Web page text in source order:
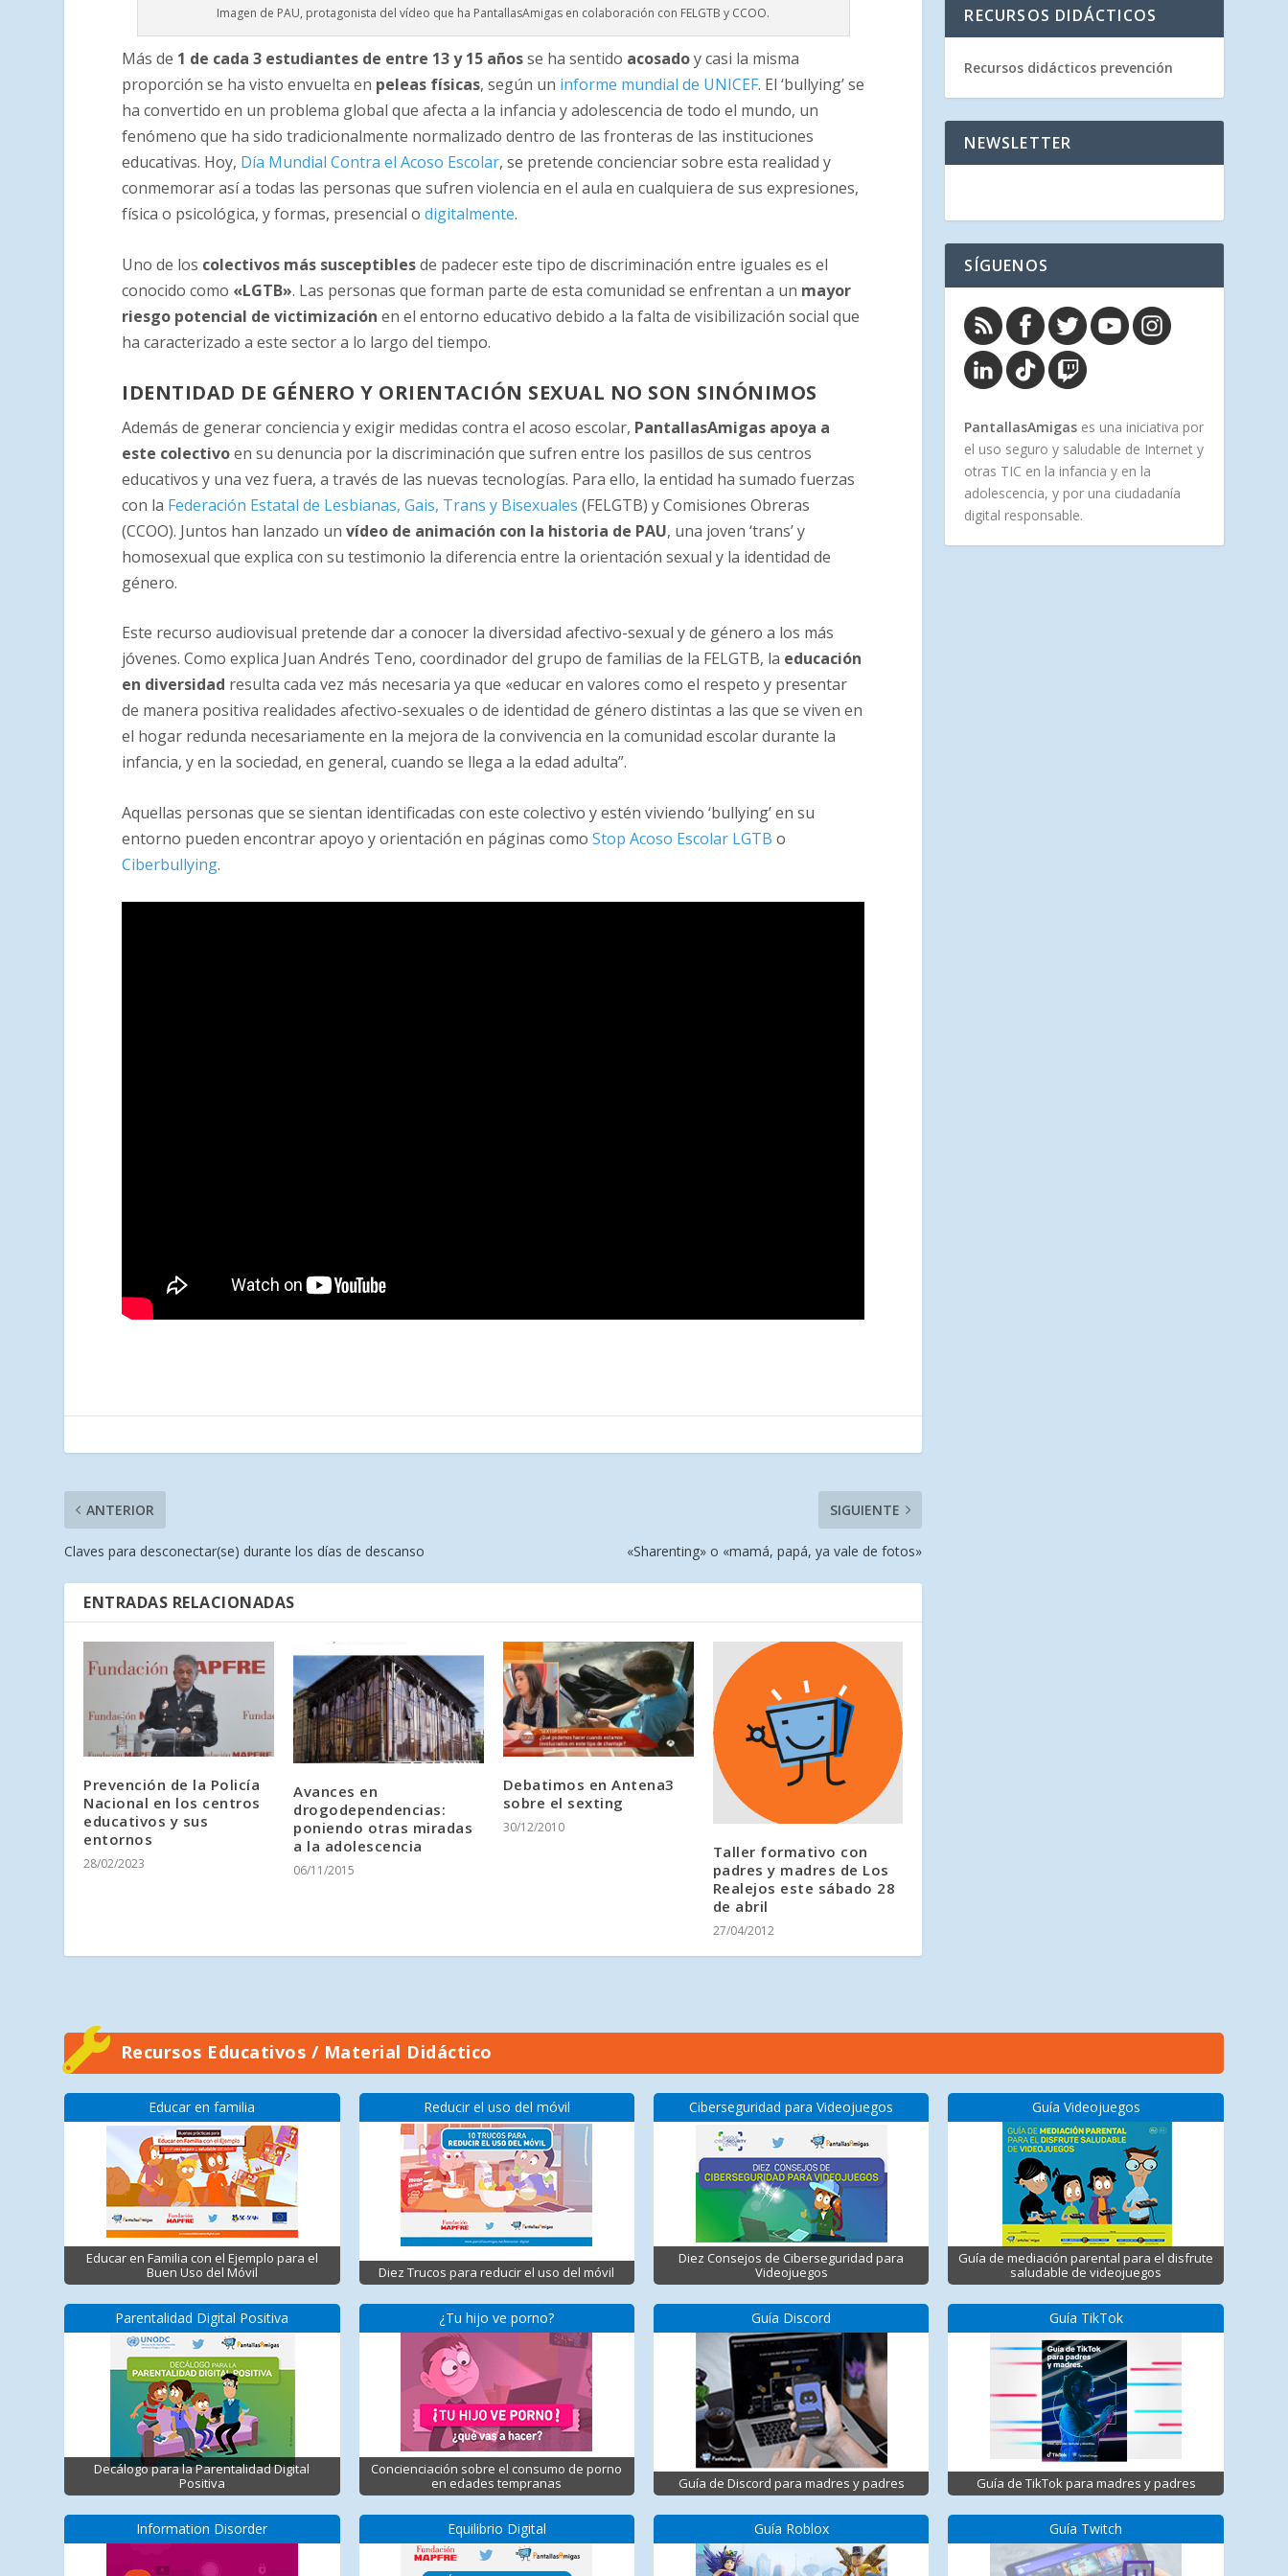
Imagen de PAU, protagonista del vídeo que ha PantallasAmigas en colaboración con FELGTB y CCOO.
Más de 1 de cada 3 estudiantes de entre 13 y 15 añosse ha sentido acosadoy casi la misma
proporción se ha visto envuelta en peleas físicas, según un informe mundial de UNICEF. El ‘bullying’ se
ha convertido en un problema global que afecta a la infancia y adolescencia de todo el mundo, un
fenómeno que ha sido tradicionalmente normalizado dentro de las fronteras de las instituciones
educativas. Hoy, Día Mundial Contra el Acoso Escolar,se pretende concienciar sobre esta realidad y
conmemorar así a todas las personas que sufren violencia en el aula en cualquiera de sus expresiones,
física o psicológica, y formas, presencial odigitalmente.
Uno de los colectivos más susceptiblesde padecer este tipo de discriminación entre iguales es el
conocido como «LGTB». Las personas que forman parte de esta comunidad se enfrentan a un mayor
riesgo potencial de victimización en el entorno educativo debido a la falta de visibilización social que
ha caracterizado a este sector a lo largo del tiempo.
IDENTIDAD DE GÉNERO Y ORIENTACIÓN SEXUAL NO SON SINÓNIMOS
Además de generar conciencia y exigir medidas contra el acoso escolar, PantallasAmigas apoya a
este colectivoen su denuncia por la discriminación que sufren entre los pasillos de sus centros
educativos y una vez fuera, a través de las nuevas tecnologías. Para ello, la entidad ha sumado fuerzas
con la Federación Estatal de Lesbianas, Gais, Trans y Bisexuales (FELGTB) y Comisiones Obreras
(CCOO). Juntos han lanzado unvídeo de animación con la historia de PAU, una joven ‘trans’ y
homosexual que explica con su testimonio la diferencia entre la orientación sexual y la identidad de
género.
Este recurso audiovisual pretende dar a conocer la diversidad afectivo-sexual y de género a los más
jóvenes. Como explica Juan Andrés Teno, coordinador del grupo de familias de la FELGTB, la educación
en diversidad resulta cada vez más necesaria ya que «educar en valores como el respeto y presentar
de manera positiva realidades afectivo-sexuales o de identidad de género distintas a las que se viven en
el hogar redunda necesariamente en la mejora de la convivencia en la comunidad escolar durante la
infancia, y en la sociedad, en general, cuando se llega a la edad adulta”.
Aquellas personas que se sientan identificadas con este colectivo y estén viviendo ‘bullying’ en su
entorno pueden encontrar apoyo y orientación en páginas comoStop Acoso Escolar LGTB o
Ciberbullying.
ANTERIOR
Claves para desconectar(se) durante los días de descanso
SIGUIENTE
«Sharenting» o «mamá, papá, ya vale de fotos»
ENTRADAS RELACIONADAS
Prevención de la Policía
Nacional en los centros
educativos y sus
entornos
28/02/2023
Avances en
drogodependencias:
poniendo otras miradas
a la adolescencia
06/11/2015
Debatimos en Antena3
sobre el sexting
30/12/2010
Taller formativo con
padres y madres de Los
Realejos este sábado 28
de abril
27/04/2012
RECURSOS DIDÁCTICOS
Recursos didácticos prevención
NEWSLETTER
SÍGUENOS
PantallasAmigas es una iniciativa por
el uso seguro y saludable de Internet y
otras TIC en la infancia y en la
adolescencia, y por una ciudadanía
digital responsable.
Recursos Educativos / Material Didáctico
Educar en familia
Educar en Familia con el Ejemplo para el
Buen Uso del Móvil
Parentalidad Digital Positiva
Decálogo para la Parentalidad Digital
Positiva
Information Disorder
Reducir el uso del móvil
Diez Trucos para reducir el uso del móvil
¿Tu hijo ve porno?
Concienciación sobre el consumo de porno
en edades tempranas
Equilibrio Digital
Ciberseguridad para Videojuegos
Diez Consejos de Ciberseguridad para
Videojuegos
Guía Discord
Guía de Discord para madres y padres
Guía Roblox
Guía Videojuegos
Guía de mediación parental para el disfrute
saludable de videojuegos
Guía TikTok
Guía de TikTok para madres y padres
Guía Twitch